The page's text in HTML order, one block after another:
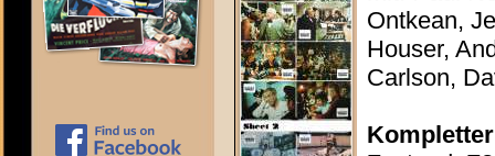
Ontkean,
Houser,
Carlson,